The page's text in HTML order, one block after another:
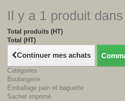
Il y a 1 produit
Total produits (HT)
Total (HT)
Continuer mes achats
Catégories
Boulangerie
Emballage pain et baguette
Sachet imprimé